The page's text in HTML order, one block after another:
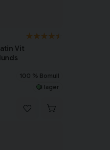
Vit
100 % Bomull
I lager